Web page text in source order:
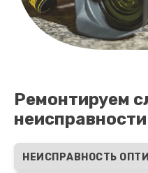
Ремонтируем
НЕИСПРАВНОСТЬ